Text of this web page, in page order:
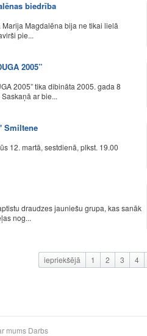
biedrība
Marija Magdalēna bija ne tikai lielā
pie...
2005”
2005” tika dibināta 2005. gada 8
ar bie...
Smiltene
12. martā, sestdienā, plkst. 19.00
draudzes jauniešu grupa, kas sanāk
nog...
iepriekšējā 1 2 3 4
mums Darbs